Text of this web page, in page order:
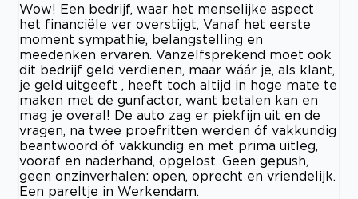
Wow! Een bedrijf, waar het menselijke aspect
het financiële ver overstijgt, Vanaf het eerste
moment sympathie, belangstelling en
meedenken ervaren. Vanzelfsprekend moet ook
dit bedrijf geld verdienen, maar wáár je, als klant,
je geld uitgeeft , heeft toch altijd in hoge mate te
maken met de gunfactor, want betalen kan en
mag je overal! De auto zag er piekfijn uit en de
vragen, na twee proefritten werden óf vakkundig
beantwoord óf vakkundig en met prima uitleg,
vooraf en naderhand, opgelost. Geen gepush,
geen onzinverhalen: open, oprecht en vriendelijk.
Een pareltje in Werkendam.